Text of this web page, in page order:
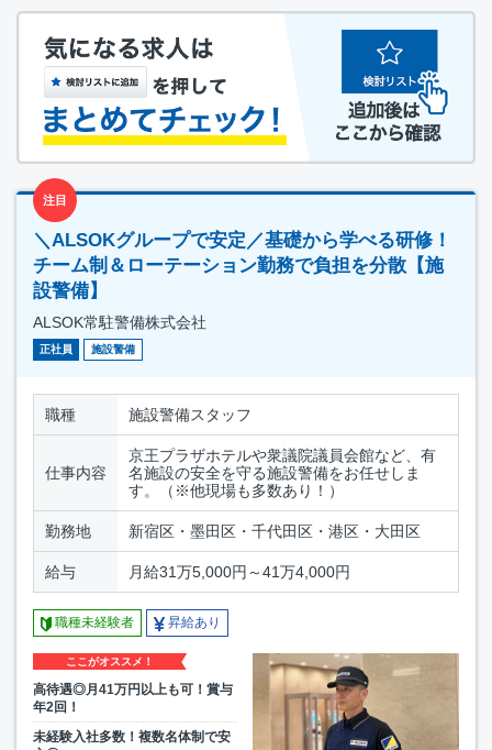
注目
＼ALSOKグループで安定／基礎から学べる研修！
チーム制＆ローテーション勤務で負担を分散【施
設警備】
ALSOK常駐警備株式会社
正社員 施設警備
職種 施設警備スタッフ
仕事内容
京王プラザホテルや衆議院議員会館など、有
名施設の安全を守る施設警備をお任せしま
す。（※他現場も多数あり！）
勤務地 新宿区・墨田区・千代田区・港区・大田区
給与 月給31万5,000円～41万4,000円
職種未経験者 昇給あり
ここがオススメ！
高待遇◎月41万円以上も可！賞与
年2回！
未経験入社多数！複数名体制で安